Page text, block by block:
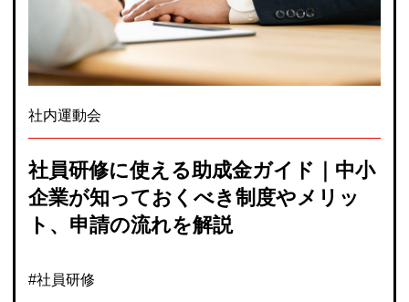
社内運動会
社員研修に使える助成金ガイド｜中小
企業が知っておくべき制度やメリッ
ト、申請の流れを解説
#社員研修